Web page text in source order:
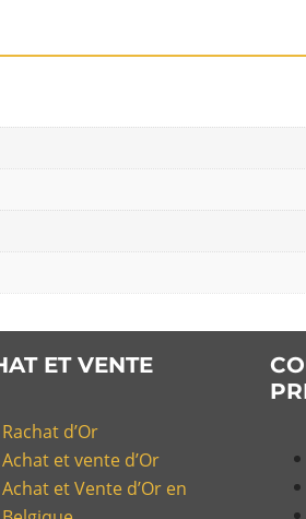
ET VENTE
Rachat d’Or
Achat et vente d’Or
Achat et Vente d’Or en